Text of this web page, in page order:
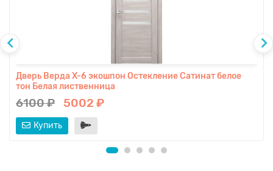
Дверь Верда X-6 экошпон Остекление Сатинат белое
тон Белая лиственница
6100 ₽ 5002 ₽
Купить